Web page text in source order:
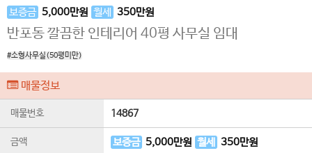
보증금 5,000만원 월세 350만원
반포동 깔끔한 인테리어 40평 사무실 임대
#소형사무실(50평미만)
매물정보
매물번호 14867
금액 보증금 5,000만원 월세 350만원